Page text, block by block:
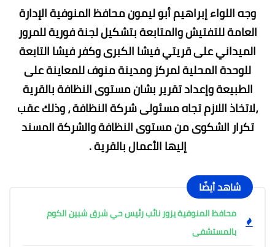
وجه اللواء إبراهيم أبو ليمون محافظ المنوفية الإدارة
العامة للتفتيش والمتابعة بتشكيل لجنة فورية للمرور
الميداني على قريتي فيشا الكبرى وكفر فيشا التابعة
للوحدة المحلية لمركز ومدينة منوف للمعاينة على
الطبيعة وإعداد تقرير بشان مستوى النظافة بالقرية
،لاتخاذ اللازم تجاه مسئولى شركة النظافة ، وذلك عقب
تكرار الشكوى من مستوى النظافة والشركة المسند
إليها الأعمال بالقرية .
شاهد أيضًا
محافظ المنوفية يزور نائب رئيس حي شرق شبين الكوم
بالمستشفى